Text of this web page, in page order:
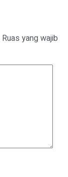
Ruas yang wajib